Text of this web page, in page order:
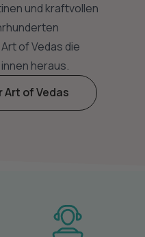
und kraftvollen
of Vedas die
heraus.
of Vedas